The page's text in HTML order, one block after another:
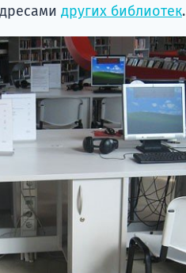
других библиотек.